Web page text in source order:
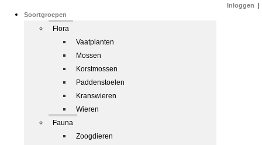
Soortgroepen
Flora
Vaatplanten
Mossen
Korstmossen
Paddenstoelen
Kranswieren
Wieren
Fauna
Zoogdieren
Inloggen |